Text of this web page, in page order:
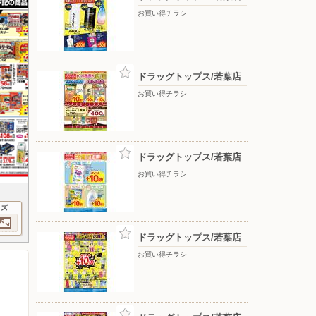
お買い得チラシ
ドラッグトップス/若葉店
お買い得チラシ
ドラッグトップス/若葉店
お買い得チラシ
ドラッグトップス/若葉店
お買い得チラシ